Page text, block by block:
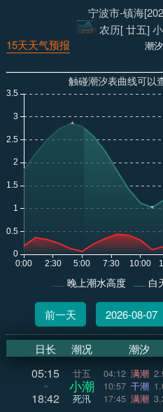
宁波市-镇海
农历[ 廿五]
潮
15天天气预报
触碰潮汐表曲线可以
晚上潮水高度 白
前一天 2026-08-07
日长 潮况 潮汐
05:15
~
18:42
廿五
小潮
死汛
04:12 满潮
10:57 干潮
17:45 满潮